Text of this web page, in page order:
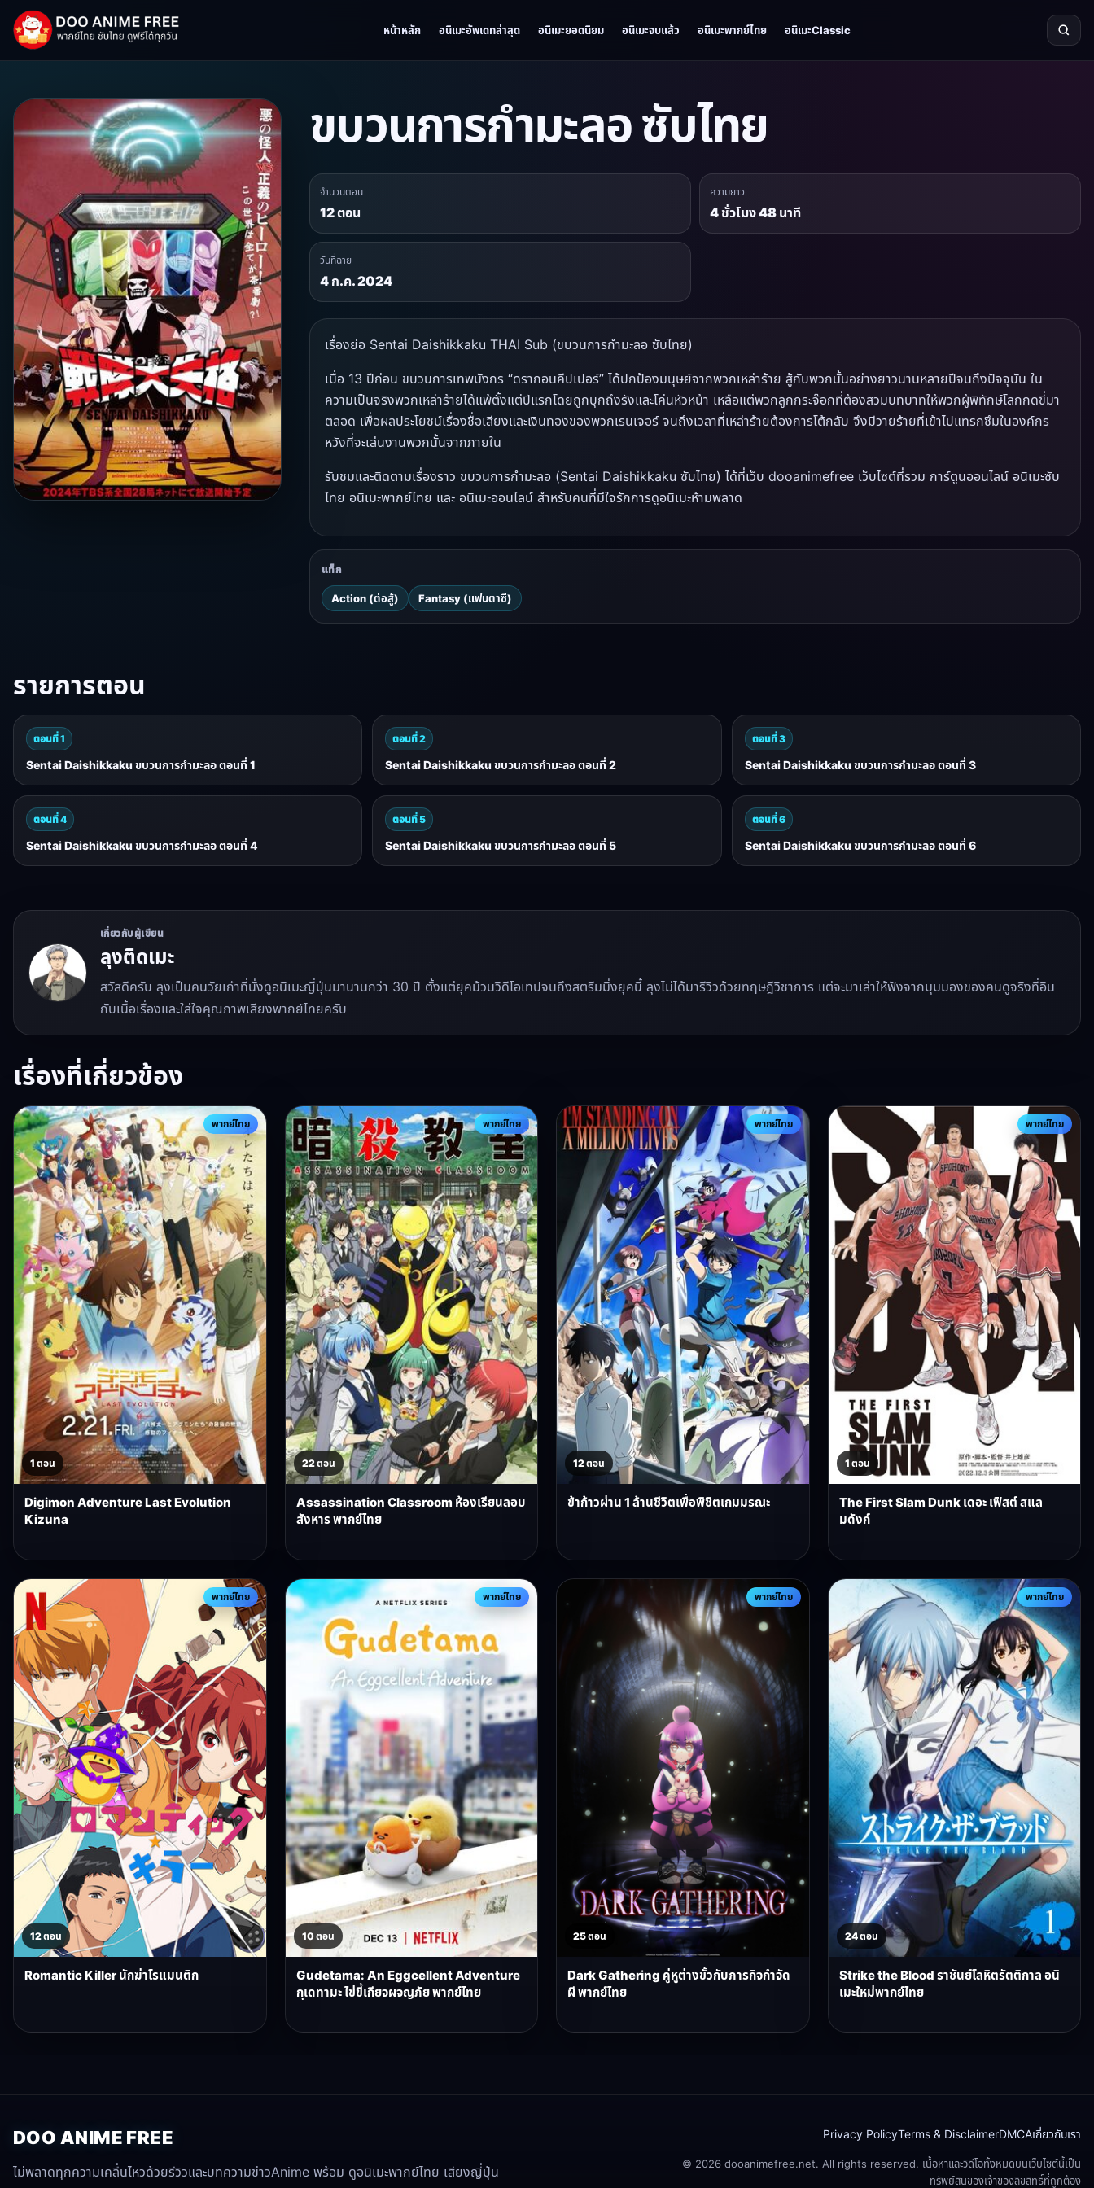
หน้าหลัก อนิเมะอัพเดทล่าสุด อนิเมะยอดนิยม อนิเมะจบแล้ว อนิเมะพากย์ไทย อนิเมะClassic
ขบวนการกำมะลอ ซับไทย
จำนวนตอน
12 ตอน
ความยาว
4 ชั่วโมง 48 นาที
วันที่ฉาย
4 ก.ค. 2024
เรื่องย่อ Sentai Daishikkaku THAI Sub (ขบวนการกำมะลอ ซับไทย)
เมื่อ 13 ปีก่อน ขบวนการเทพมังกร “ดรากอนคีปเปอร์” ได้ปกป้องมนุษย์จากพวกเหล่าร้าย สู้กับพวกนั้นอย่างยาวนานหลายปีจนถึงปัจจุบัน ใน
ความเป็นจริงพวกเหล่าร้ายได้แพ้ตั้งแต่ปีแรกโดยถูกบุกถึงรังและโค่นหัวหน้า เหลือแต่พวกลูกกระจ๊อกที่ต้องสวมบทบาทให้พวกผู้พิทักษ์โลกกดขี่มา
ตลอด เพื่อผลประโยชน์เรื่องชื่อเสียงและเงินทองของพวกเรนเจอร์ จนถึงเวลาที่เหล่าร้ายต้องการโต้กลับ จึงมีวายร้ายที่เข้าไปแทรกซึมในองค์กร
หวังที่จะเล่นงานพวกนั้นจากภายใน
รับชมและติดตามเรื่องราว ขบวนการกำมะลอ (Sentai Daishikkaku ซับไทย) ได้ที่เว็บ dooanimefree เว็บไซต์ที่รวม การ์ตูนออนไลน์ อนิเมะซับ
ไทย อนิเมะพากย์ไทย และ อนิเมะออนไลน์ สำหรับคนที่มีใจรักการดูอนิเมะห้ามพลาด
แท็ก
Action (ต่อสู้) Fantasy (แฟนตาซี)
รายการตอน
ตอนที่ 1
Sentai Daishikkaku ขบวนการกำมะลอ ตอนที่ 1
ตอนที่ 2
Sentai Daishikkaku ขบวนการกำมะลอ ตอนที่ 2
ตอนที่ 3
Sentai Daishikkaku ขบวนการกำมะลอ ตอนที่ 3
ตอนที่ 4
Sentai Daishikkaku ขบวนการกำมะลอ ตอนที่ 4
ตอนที่ 5
Sentai Daishikkaku ขบวนการกำมะลอ ตอนที่ 5
ตอนที่ 6
Sentai Daishikkaku ขบวนการกำมะลอ ตอนที่ 6
เกี่ยวกับผู้เขียน
ลุงติดเมะ
สวัสดีครับ ลุงเป็นคนวัยเก๋าที่นั่งดูอนิเมะญี่ปุ่นมานานกว่า 30 ปี ตั้งแต่ยุคม้วนวิดีโอเทปจนถึงสตรีมมิ่งยุคนี้ ลุงไม่ได้มารีวิวด้วยทฤษฎีวิชาการ แต่จะมาเล่าให้ฟังจากมุมมองของคนดูจริงที่อิน
กับเนื้อเรื่องและใส่ใจคุณภาพเสียงพากย์ไทยครับ
เรื่องที่เกี่ยวข้อง
พากย์ไทย
1 ตอน
Digimon Adventure Last Evolution
Kizuna
พากย์ไทย
22 ตอน
Assassination Classroom ห้องเรียนลอบ
สังหาร พากย์ไทย
พากย์ไทย
12 ตอน
ข้าก้าวผ่าน 1 ล้านชีวิตเพื่อพิชิตเกมมรณะ
พากย์ไทย
1 ตอน
The First Slam Dunk เดอะ เฟิสต์ สแล
มดังก์
พากย์ไทย
12 ตอน
Romantic Killer นักฆ่าโรแมนติก
พากย์ไทย
10 ตอน
Gudetama: An Eggcellent Adventure
กุเดทามะ ไข่ขี้เกียจผจญภัย พากย์ไทย
พากย์ไทย
25 ตอน
Dark Gathering คู่หูต่างขั้วกับภารกิจกำจัด
ผี พากย์ไทย
พากย์ไทย
24 ตอน
Strike the Blood ราชันย์โลหิตรัตติกาล อนิ
เมะใหม่พากย์ไทย
DOO ANIME FREE
ไม่พลาดทุกความเคลื่นไหวด้วยรีวิวและบทความข่าวAnime พร้อม ดูอนิเมะพากย์ไทย เสียงญี่ปุ่น
Privacy PolicyTerms & DisclaimerDMCAเกี่ยวกับเรา
© 2026 dooanimefree.net. All rights reserved. เนื้อหาและวิดีโอทั้งหมดบนเว็บไซต์นี้เป็น
ทรัพย์สินของเจ้าของลิขสิทธิ์ที่ถูกต้อง